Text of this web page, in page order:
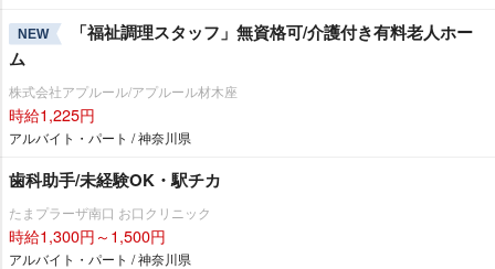
NEW
「福祉調理スタッフ」無資格可/介護付き有料老人ホー
ム
株式会社アプルール/アプルール材木座
時給1,225円
アルバイト・パート / 神奈川県
歯科助手/未経験OK・駅チカ
たまプラーザ南口 お口クリニック
時給1,300円～1,500円
アルバイト・パート / 神奈川県